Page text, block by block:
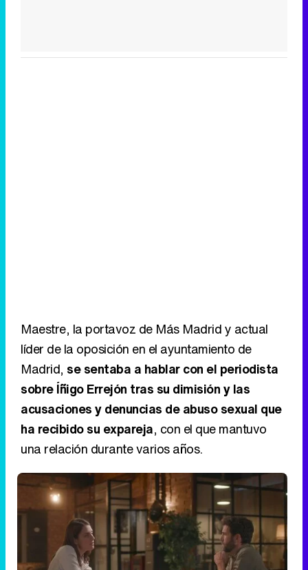
Maestre, la portavoz de Más Madrid y actual
líder de la oposición en el ayuntamiento de
Madrid, se sentaba a hablar con el periodista
sobre Íñigo Errejón tras su dimisión y las
acusaciones y denuncias de abuso sexual que
ha recibido su expareja, con el que mantuvo
una relación durante varios años.